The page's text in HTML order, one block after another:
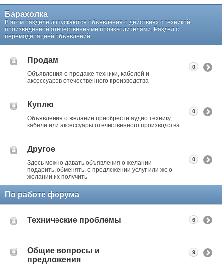
Барахолка
В этом разделе допускаются объявления о действиях с техникой,
произведенной отечественными производителями. Раздел с
перемодерацией объявлений.
Продам
Объявления о продаже техники, кабелей и
аксессуаров отечественного производства
0
Куплю
Объявления о желании приобрести аудио технику,
кабели или аксессуары отечественного производства
0
Другое
Здесь можно давать объявления о желании
подарить, обменять, о предложении услуг или же о
желании их получить
0
По работе форума
Технические проблемы 6
Общие вопросы и
предложения
9